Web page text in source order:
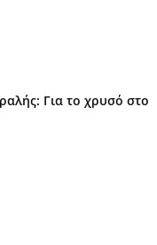
Για το χρυσό στο